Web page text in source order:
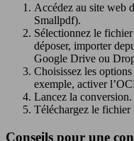
Accédez au site web
Smallpdf).
Sélectionnez le
déposer, importer
Google Drive ou
Choisissez les
exemple, activer
Lancez la conversion.
Téléchargez le
Conseils pour une